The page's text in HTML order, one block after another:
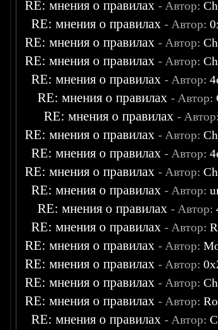
RE: мнения о правилах - Автор:
RE: мнения о правилах - Автор:
RE: мнения о правилах - Автор:
RE: мнения о правилах - Автор:
RE: мнения о правилах - Автор:
RE: мнения о правилах - Автор:
RE: мнения о правилах -
RE: мнения о правилах - Автор:
RE: мнения о правилах - Автор:
RE: мнения о правилах - Автор:
RE: мнения о правилах - Автор:
RE: мнения о правилах - Автор:
RE: мнения о правилах - Автор:
RE: мнения о правилах - Автор:
RE: мнения о правилах - Автор:
RE: мнения о правилах - Автор:
RE: мнения о правилах - Автор:
RE: мнения о правилах - Автор: